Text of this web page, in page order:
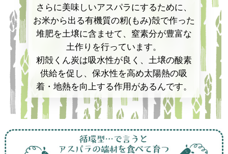
さらに美味しいアスパラにするために、
お米から出る有機質の籾(もみ)殻で作った
堆肥を土壌に含ませて、窒素分が豊富な
土作りを行っています。
籾殻くん炭は吸水性が良く、土壌の酸素
供給を促し、保水性を高め太陽熱の吸
着・地熱を向上する作用があるんです。